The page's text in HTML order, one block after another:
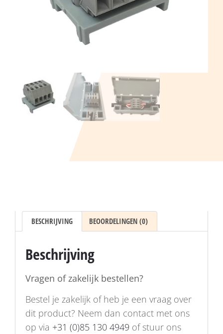
BESCHRIJVING BEOORDELINGEN (0)
Beschrijving
Vragen of zakelijk bestellen?
Bestel je zakelijk of heb je een vraag over
dit product? Neem dan contact met ons
op via +31 (0)85 130 4949 of stuur ons